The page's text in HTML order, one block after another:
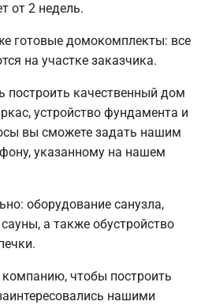
от 2 недель.
готовые домокомплекты: все
на участке заказчика.
построить качественный дом
устройство фундамента и
вы сможете задать нашим
указанному на нашем
оборудование санузла,
а также обустройство
чтобы построить
нашими